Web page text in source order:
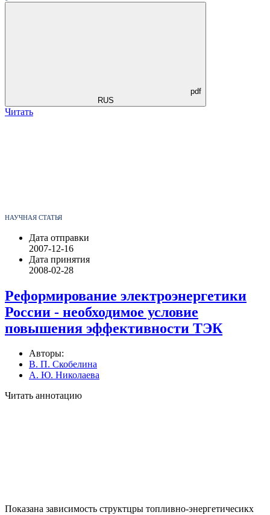
pdf
RUS
Читать
НАУЧНАЯ СТАТЬЯ
Дата отправки
2007-12-16
Дата принятия
2008-02-28
Реформирование электроэнергетики
России - необходимое условие
повышения эффективности ТЭК
Авторы:
В. П. Скобелина
А. Ю. Николаева
Читать аннотацию
Показана зависимость структцры топливно-энергетичесикх